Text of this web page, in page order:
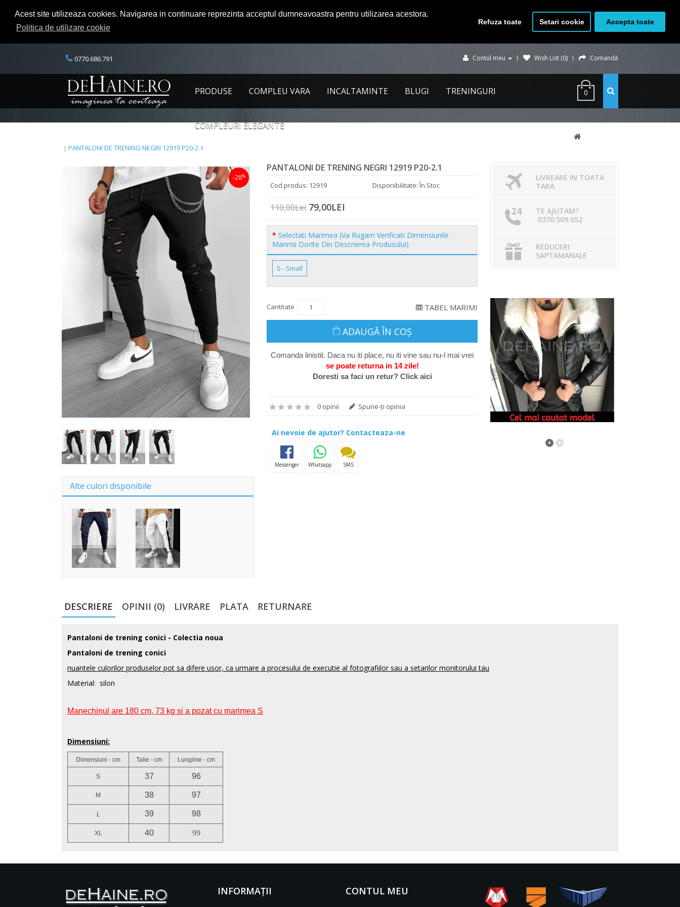
Acest site utilizeaza cookies. Navigarea in continuare reprezinta acceptul dumneavoastra pentru utilizarea acestora.
Politica de utilizare cookie
Refuza toate Setari cookie Accepta toate
0770.686.791 Contul meu Wish List (0) Comandă
0
PRODUSE COMPLEU VARA INCALTAMINTE BLUGI TRENINGURI
COMPLEURI ELEGANTE
PANTALONI DE TRENING NEGRI 12919 P20-2.1
-28%
Alte culori disponibile
PANTALONI DE TRENING NEGRI 12919 P20-2.1
Cod produs: 12919 Disponibilitate: În Stoc
110,00Lei 79,00LEI
Selectati Marimea (Va Rugam Verificati Dimensiunile
Marimii Dorite Din Descrierea Produsului)
S - Small
Cantitate TABEL MARIMI
ADAUGĂ ÎN COŞ
Comanda linistit. Daca nu iti place, nu iti vine sau nu-l mai vrei
se poate returna in 14 zile!
Doresti sa faci un retur? Click aici
0 opinii Spune-ţi opinia
Ai nevoie de ajutor? Contacteaza-ne
Messenger Whatsapp SMS
LIVREARE IN TOATA
TARA
TE AJUTAM?
0370.509.052
REDUCERI
SAPTAMANALE
DESCRIERE OPINII (0) LIVRARE PLATA RETURNARE
Pantaloni de trening conici - Colectia noua
Pantaloni de trening conici
nuantele culorilor produselor pot sa difere usor, ca urmare a procesului de executie al fotografiilor sau a setarilor monitorului tau
Material: silon
Manechinul are 180 cm, 73 kg si a pozat cu marimea S
Dimensiuni:
Dimensiuni - cm Talie - cm Lungime - cm
S 37 96
M 38 97
L 39 98
XL 40 99
INFORMAŢII CONTUL MEU